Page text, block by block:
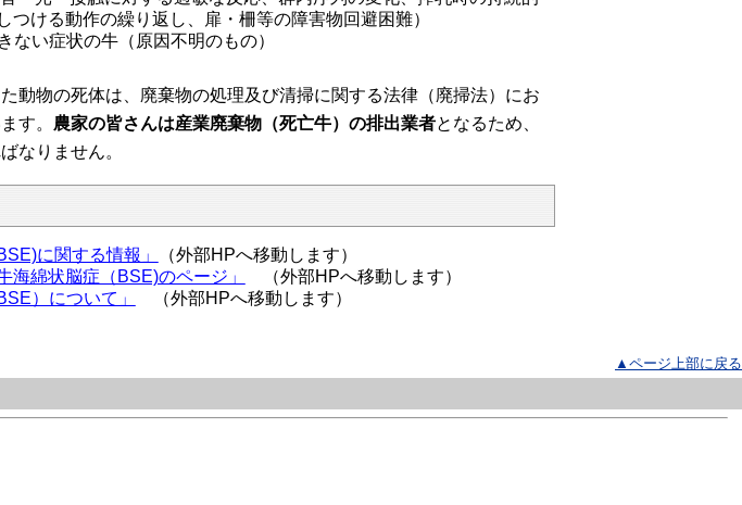
つける動作の繰り返し、扉・柵等の障害物回避困難）
ない症状の牛（原因不明のもの）
動物の死体は、廃棄物の処理及び清掃に関する法律（廃掃法）にお
す。 農家の皆さんは産業廃棄物（死亡牛）の排出業者となるため、
なりません。
に関する情報」
（外部HPへ移動します）
海綿状脳症（BSE)のページ」
（外部HPへ移動します）
）について」
（外部HPへ移動します）
▲ページ上部に戻る